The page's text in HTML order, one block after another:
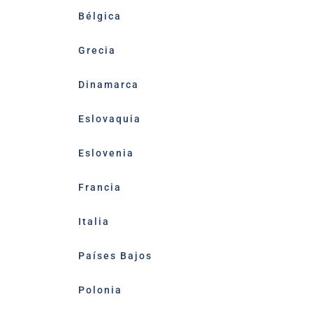
Bélgica
Grecia
Dinamarca
Eslovaquia
Eslovenia
Francia
Italia
Países Bajos
Polonia